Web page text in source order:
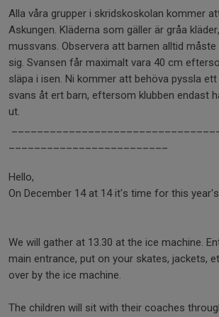
Alla våra grupper i skridskoskolan kommer
Askungen. Kläderna som gäller är gråa
mussvans. Observera att barnen alltid måste
sig. Svansen får maximalt vara 40 cm
släpa i isen. Ni kommer att behöva pyssla
svans åt ert barn, eftersom klubben endast
ut.
Hello,
On December 14 at 14 it's time for this
We will gather at 13.30 at the ice machine.
main entrance, put on your skates, jackets,
over by the ice machine.
The children will sit with their coaches